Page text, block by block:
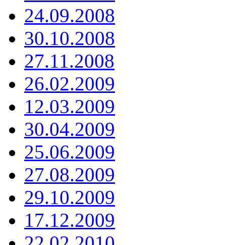
24.09.2008
30.10.2008
27.11.2008
26.02.2009
12.03.2009
30.04.2009
25.06.2009
27.08.2009
29.10.2009
17.12.2009